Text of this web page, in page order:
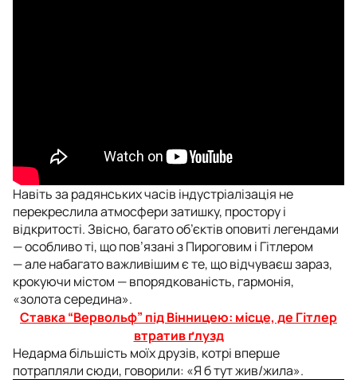
Навіть за радянських часів індустріалізація не
перекреслила атмосфери затишку, простору і
відкритості. Звісно, багато об’єктів оповиті легендами
— особливо ті, що пов’язані з Пироговим і Гітлером
— але набагато важливішим є те, що відчуваєш зараз,
крокуючи містом — впорядкованість, гармонія,
«золота середина».
Ставка “Вервольф” під Вінницею: місце, де Гітлер
втратив ґлузд
Недарма більшість моїх друзів, котрі вперше
потрапляли сюди, говорили: «Я б тут жив/жила».